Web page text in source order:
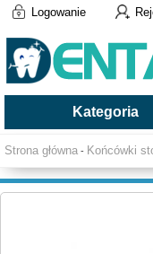
Logowanie
Kategoria
Strona główna - Końcówki